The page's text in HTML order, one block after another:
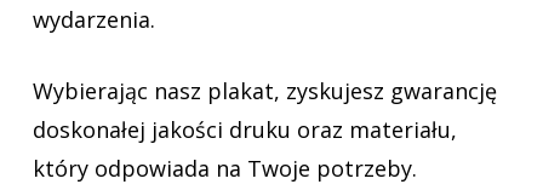
wydarzenia.
Wybierając nasz plakat, zyskujesz gwarancję
doskonałej jakości druku oraz materiału,
który odpowiada na Twoje potrzeby.